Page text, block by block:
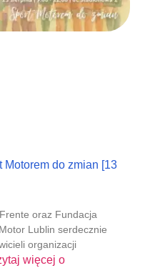
Motorem do zmian [13
oraz Fundacja
Lublin serdecznie
organizacji
więcej o